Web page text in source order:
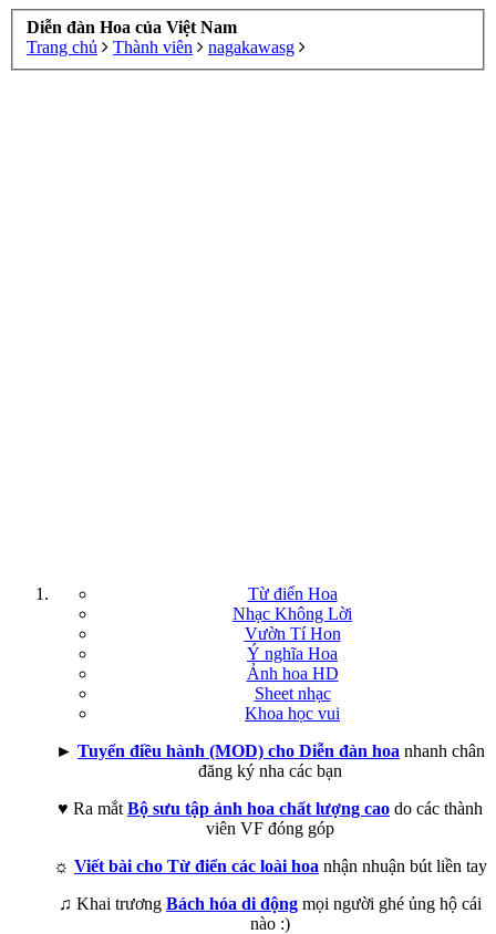
Diễn đàn Hoa của Việt Nam
Trang chủ
Thành viên nagakawasg
Từ điển Hoa
Nhạc Không Lời
Vườn Tí Hon
Ý nghĩa Hoa
Ảnh hoa HD
Sheet nhạc
Khoa học vui
► Tuyển điều hành (MOD) cho Diễn đàn hoa nhanh chân
đăng ký nha các bạn
♥ Ra mắt Bộ sưu tập ảnh hoa chất lượng cao do các thành
viên VF đóng góp
☼ Viết bài cho Từ điển các loài hoa nhận nhuận bút liền tay
♫ Khai trương Bách hóa di động mọi người ghé ủng hộ cái
nào :)